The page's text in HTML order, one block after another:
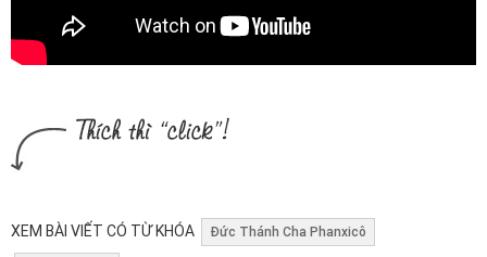
XEM BÀI VIẾT CÓ TỪ KHÓA Đức Thánh Cha Phanxicô